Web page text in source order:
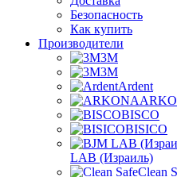
Безопасность
Как купить
Производители
3M
3М
Ardent
BISCO
BISICO
LAB (Израиль)
Clean